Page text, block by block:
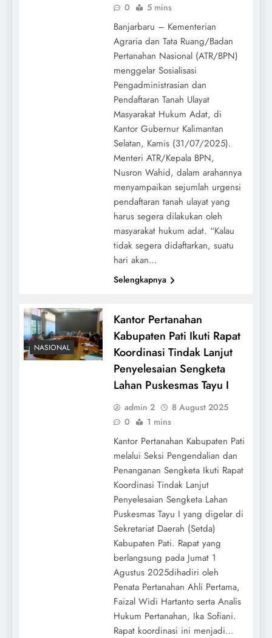
0
5 mins
Banjarbaru – Kementerian
Agraria dan Tata Ruang/Badan
Pertanahan Nasional (ATR/BPN)
menggelar Sosialisasi
Pengadministrasian dan
Pendaftaran Tanah Ulayat
Masyarakat Hukum Adat, di
Kantor Gubernur Kalimantan
Selatan, Kamis (31/07/2025).
Menteri ATR/Kepala BPN,
Nusron Wahid, dalam arahannya
menyampaikan sejumlah urgensi
pendaftaran tanah ulayat yang
harus segera dilakukan oleh
masyarakat hukum adat. “Kalau
tidak segera didaftarkan, suatu
hari akan…
Selengkapnya
NASIONAL
Kantor Pertanahan
Kabupaten Pati Ikuti Rapat
Koordinasi Tindak Lanjut
Penyelesaian Sengketa
Lahan Puskesmas Tayu I
admin 2
8 August 2025
0
1 mins
Kantor Pertanahan Kabupaten Pati
melalui Seksi Pengendalian dan
Penanganan Sengketa Ikuti Rapat
Koordinasi Tindak Lanjut
Penyelesaian Sengketa Lahan
Puskesmas Tayu I yang digelar di
Sekretariat Daerah (Setda)
Kabupaten Pati. Rapat yang
berlangsung pada Jumat 1
Agustus 2025dihadiri oleh
Penata Pertanahan Ahli Pertama,
Faizal Widi Hartanto serta Analis
Hukum Pertanahan, Ika Sofiani.
Rapat koordinasi ini menjadi…